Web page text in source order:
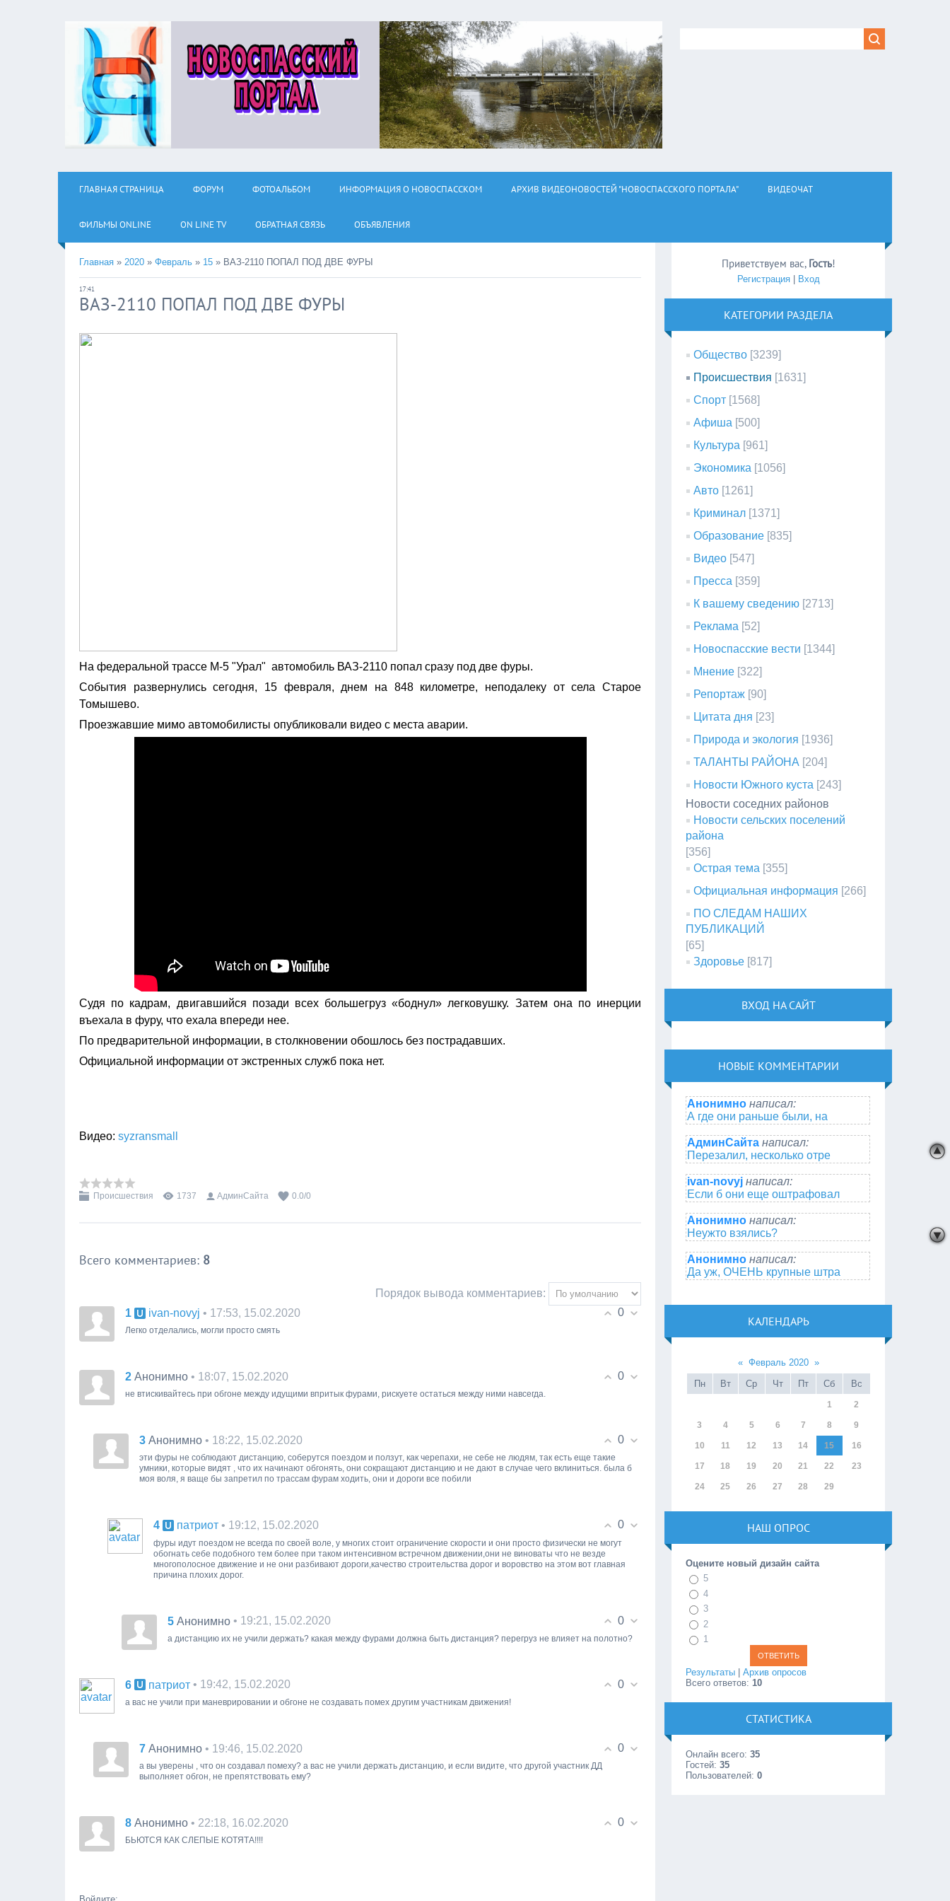
ГЛАВНАЯ СТРАНИЦА ФОРУМ ФОТОАЛЬБОМ ИНФОРМАЦИЯ О НОВОСПАССКОМ АРХИВ ВИДЕОНОВОСТЕЙ "НОВОСПАССКОГО ПОРТАЛА" ВИДЕОЧАТ
ФИЛЬМЫ ОNLINE ON LINE TV ОБРАТНАЯ СВЯЗЬ ОБЪЯВЛЕНИЯ
Главная » 2020 » Февраль » 15 » ВАЗ-2110 ПОПАЛ ПОД ДВЕ ФУРЫ
17:41
ВАЗ-2110 ПОПАЛ ПОД ДВЕ ФУРЫ
На федеральной трассе М-5 "Урал" автомобиль ВАЗ-2110 попал сразу под две фуры.
События развернулись сегодня, 15 февраля, днем на 848 километре, неподалеку от села Старое
Томышево.
Проезжавшие мимо автомобилисты опубликовали видео с места аварии.
Судя по кадрам, двигавшийся позади всех большегруз «боднул» легковушку. Затем она по инерции
въехала в фуру, что ехала впереди нее.
По предварительной информации, в столкновении обошлось без пострадавших.
Официальной информации от экстренных служб пока нет.
Видео: syzransmall
Происшествия 1737 АдминСайта 0.0/0
Всего комментариев: 8
Порядок вывода комментариев:
0
1 ivan-novyj • 17:53, 15.02.2020
Легко отделались, могли просто смять
0
2 Анонимно • 18:07, 15.02.2020
не втискивайтесь при обгоне между идущими впритык фурами, рискуете остаться между ними навсегда.
0
3 Анонимно • 18:22, 15.02.2020
эти фуры не соблюдают дистанцию, соберутся поездом и ползут, как черепахи, не себе не людям, так есть еще такие
умники, которые видят , что их начинают обгонять, они сокращают дистанцию и не дают в случае чего вклиниться. была б
моя воля, я ваще бы запретил по трассам фурам ходить, они и дороги все побили
0
4 патриот • 19:12, 15.02.2020
фуры идут поездом не всегда по своей воле, у многих стоит ограничение скорости и они просто физически не могут
обогнать себе подобного тем более при таком интенсивном встречном движении,они не виноваты что не везде
многополосное движение и не они разбивают дороги,качество строительства дорог и воровство на этом вот главная
причина плохих дорог.
0
5 Анонимно • 19:21, 15.02.2020
а дистанцию их не учили держать? какая между фурами должна быть дистанция? перегруз не влияет на полотно?
0
6 патриот • 19:42, 15.02.2020
а вас не учили при маневрировании и обгоне не создавать помех другим участникам движения!
0
7 Анонимно • 19:46, 15.02.2020
а вы уверены , что он создавал помеху? а вас не учили держать дистанцию, и если видите, что другой участник ДД
выполняет обгон, не препятствовать ему?
0
8 Анонимно • 22:18, 16.02.2020
БЬЮТСЯ КАК СЛЕПЫЕ КОТЯТА!!!!
Приветствуем вас, Гость!
Регистрация| Вход
КАТЕГОРИИ РАЗДЕЛА
Общество [3239]
Происшествия [1631]
Спорт [1568]
Афиша [500]
Культура [961]
Экономика [1056]
Авто [1261]
Криминал [1371]
Образование [835]
Видео [547]
Пресса [359]
К вашему сведению [2713]
Реклама [52]
Новоспасские вести [1344]
Мнение [322]
Репортаж [90]
Цитата дня [23]
Природа и экология [1936]
ТАЛАНТЫ РАЙОНА [204]
Новости Южного куста [243]
Новости соседних районов
Новости сельских поселений
района
[356]
Острая тема [355]
Официальная информация [266]
ПО СЛЕДАМ НАШИХ
ПУБЛИКАЦИЙ
[65]
Здоровье [817]
ВХОД НА САЙТ
НОВЫЕ КОММЕНТАРИИ
Анонимно написал:
А где они раньше были, на
АдминСайта написал:
Перезалил, несколько отре
ivan-novyj написал:
Если б они еще оштрафовал
Анонимно написал:
Неужто взялись?
Анонимно написал:
Да уж, ОЧЕНЬ крупные штра
КАЛЕНДАРЬ
« Февраль 2020 »
Пн
Вт Ср Чт Пт Сб Вс
1 2
3 4 5 6 7 8 9
10 11 12 13 14 15 16
17 18 19 20 21 22 23
24 25 26 27 28 29
НАШ ОПРОС
Оцените новый дизайн сайта
5
4
3
2
1
Результаты |Архив опросов
Всего ответов: 10
СТАТИСТИКА
Онлайн всего:35
Гостей:35
Пользователей:0